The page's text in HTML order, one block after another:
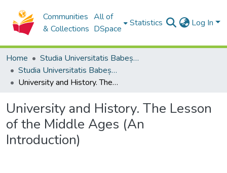
Communities
& Collections
All of
DSpace
Statistics Log In
Home
Studia Universitatis Babeș-Bolyai Collection
Studia Universitatis Babeș-Bolyai Historia
University and History. The Lesson of the Middle Ages (An Introduction)
University and History. The Lesson
of the Middle Ages (An
Introduction)